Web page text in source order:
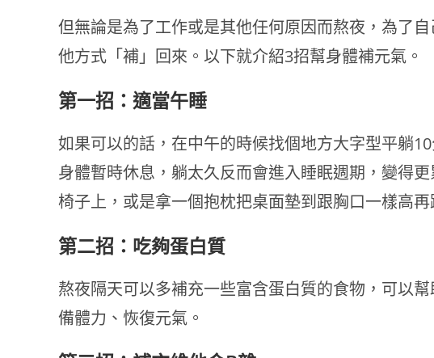
但無論是為了工作或是其他任何原因而熬夜，為了
他方式「補」回來。以下就介紹3招幫身體補元氣。
第一招：適當午睡
如果可以的話，在中午的時候找個地方大字型平躺
身體暫時休息，躺太久反而會進入睡眠週期，變得
椅子上，或是拿一個抱枕把桌面墊到跟胸口一樣高再
第二招：吃夠蛋白質
熬夜隔天可以多補充一些富含蛋白質的食物，可以
備體力、恢復元氣。